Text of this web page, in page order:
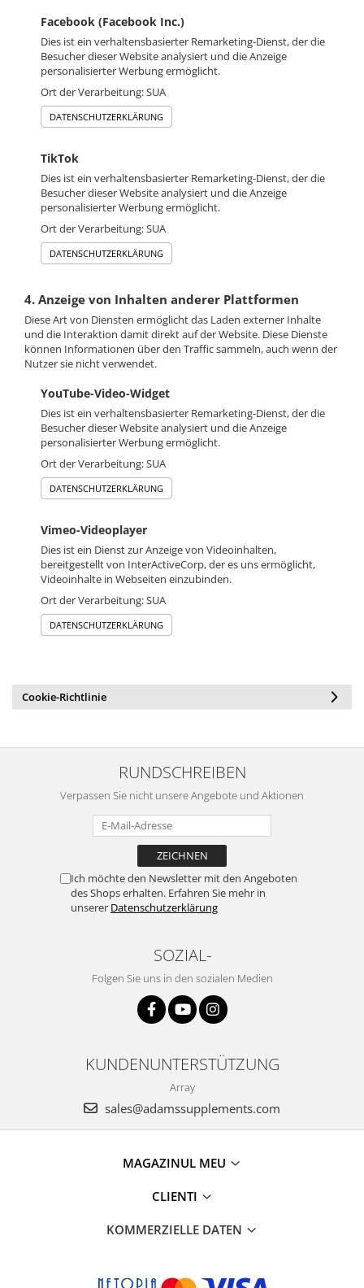
Facebook (Facebook Inc.)
Dies ist ein verhaltensbasierter Remarketing-Dienst, der die
Besucher dieser Website analysiert und die Anzeige
personalisierter Werbung ermöglicht.
Ort der Verarbeitung: SUA
DATENSCHUTZERKLÄRUNG
TikTok
Dies ist ein verhaltensbasierter Remarketing-Dienst, der die
Besucher dieser Website analysiert und die Anzeige
personalisierter Werbung ermöglicht.
Ort der Verarbeitung: SUA
DATENSCHUTZERKLÄRUNG
4. Anzeige von Inhalten anderer Plattformen
Diese Art von Diensten ermöglicht das Laden externer Inhalte
und die Interaktion damit direkt auf der Website. Diese Dienste
können Informationen über den Traffic sammeln, auch wenn der
Nutzer sie nicht verwendet.
YouTube-Video-Widget
Dies ist ein verhaltensbasierter Remarketing-Dienst, der die
Besucher dieser Website analysiert und die Anzeige
personalisierter Werbung ermöglicht.
Ort der Verarbeitung: SUA
DATENSCHUTZERKLÄRUNG
Vimeo-Videoplayer
Dies ist ein Dienst zur Anzeige von Videoinhalten,
bereitgestellt von InterActiveCorp, der es uns ermöglicht,
Videoinhalte in Webseiten einzubinden.
Ort der Verarbeitung: SUA
DATENSCHUTZERKLÄRUNG
Cookie-Richtlinie
RUNDSCHREIBEN
Verpassen Sie nicht unsere Angebote und Aktionen
Ich möchte den Newsletter mit den Angeboten
des Shops erhalten. Erfahren Sie mehr in
unserer Datenschutzerklärung
SOZIAL-
Folgen Sie uns in den sozialen Medien
KUNDENUNTERSTÜTZUNG
Array
sales@adamssupplements.com
MAGAZINUL MEU
CLIENTI
KOMMERZIELLE DATEN